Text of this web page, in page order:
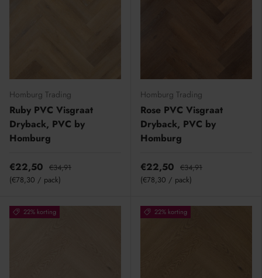
Homburg Trading
Ruby PVC Visgraat
Dryback, PVC by
Homburg
€22,50 €34,91
Eenheid prijs
€78,30 / pack
Homburg Trading
Rose PVC Visgraat
Dryback, PVC by
Homburg
€22,50 €34,91
Eenheid prijs
€78,30 / pack
22% korting 22% korting